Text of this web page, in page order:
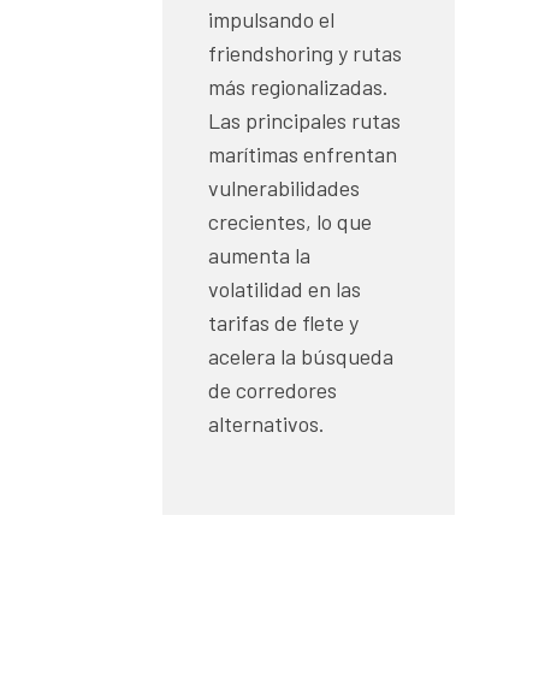
impulsando el
friendshoring y rutas
más regionalizadas.
Las principales rutas
marítimas enfrentan
vulnerabilidades
crecientes, lo que
aumenta la
volatilidad en las
tarifas de flete y
acelera la búsqueda
de corredores
alternativos.